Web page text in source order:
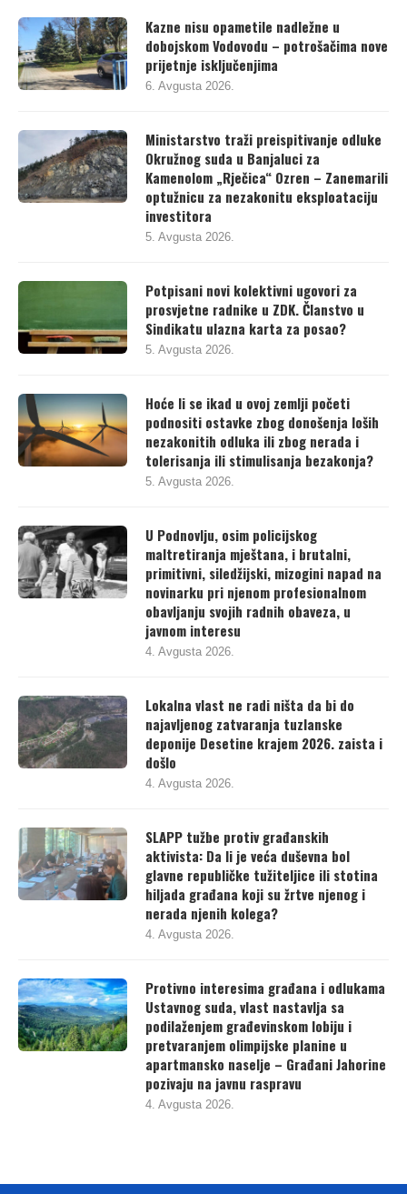
Kazne nisu opametile nadležne u
dobojskom Vodovodu – potrošačima nove
prijetnje isključenjima
6. Avgusta 2026.
Ministarstvo traži preispitivanje odluke
Okružnog suda u Banjaluci za
Kamenolom „Rječica“ Ozren – Zanemarili
optužnicu za nezakonitu eksploataciju
investitora
5. Avgusta 2026.
Potpisani novi kolektivni ugovori za
prosvjetne radnike u ZDK. Članstvo u
Sindikatu ulazna karta za posao?
5. Avgusta 2026.
Hoće li se ikad u ovoj zemlji početi
podnositi ostavke zbog donošenja loših
nezakonitih odluka ili zbog nerada i
tolerisanja ili stimulisanja bezakonja?
5. Avgusta 2026.
U Podnovlju, osim policijskog
maltretiranja mještana, i brutalni,
primitivni, siledžijski, mizogini napad na
novinarku pri njenom profesionalnom
obavljanju svojih radnih obaveza, u
javnom interesu
4. Avgusta 2026.
Lokalna vlast ne radi ništa da bi do
najavljenog zatvaranja tuzlanske
deponije Desetine krajem 2026. zaista i
došlo
4. Avgusta 2026.
SLAPP tužbe protiv građanskih
aktivista: Da li je veća duševna bol
glavne republičke tužiteljice ili stotina
hiljada građana koji su žrtve njenog i
nerada njenih kolega?
4. Avgusta 2026.
Protivno interesima građana i odlukama
Ustavnog suda, vlast nastavlja sa
podilaženjem građevinskom lobiju i
pretvaranjem olimpijske planine u
apartmansko naselje – Građani Jahorine
pozivaju na javnu raspravu
4. Avgusta 2026.